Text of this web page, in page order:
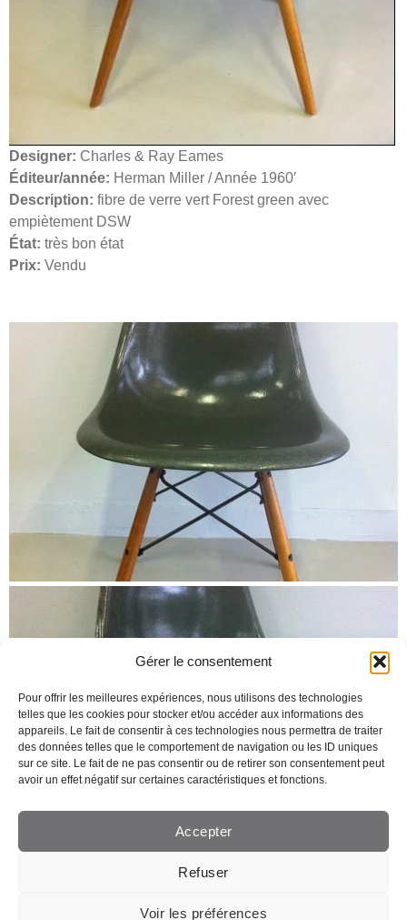
Gérer le consentement
Pour offrir les meilleures expériences, nous utilisons des technologies
telles que les cookies pour stocker et/ou accéder aux informations des
appareils. Le fait de consentir à ces technologies nous permettra de traiter
des données telles que le comportement de navigation ou les ID uniques
sur ce site. Le fait de ne pas consentir ou de retirer son consentement peut
avoir un effet négatif sur certaines caractéristiques et fonctions.
Accepter
Refuser
Voir les préférences
Designer: Charles & Ray Eames
Éditeur/année: Herman Miller / Année 1960′
Description: fibre de verre vert Forest green avec
empiètement DSW
État: très bon état
Prix: Vendu